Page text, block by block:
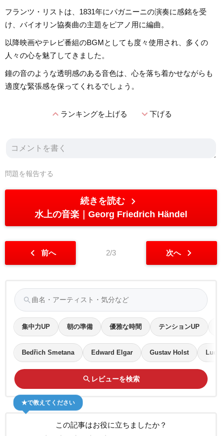
フランツ・リストは、1831年にパガニーニの演奏に感銘を受
け、バイオリン協奏曲の主題をピアノ用に編曲。
以降映画やテレビ番組のBGMとしても度々使用され、多くの
人々の心を魅了してきました。
鐘の音のような透明感のある音色は、心を落ち着かせながらも
適度な緊張感を保ってくれるでしょう。
expand_lessランキングを上げる expand_more下げる
問題を報告する
続きを読む chevron_right
水上の音楽 Georg Friedrich Händel
chevron_left 前へ 2/3 次へ chevron_right
search
集中力UP 朝の準備 優雅な時間 テンションUP
Bedřich Smetana Edward Elgar Gustav Holst
search レビューを検索
この記事はお役に立ちましたか？
★で教えてください